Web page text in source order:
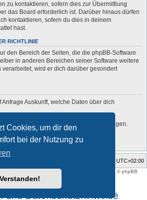
Cookies, um dir den
bei der Nutzung zu
Verstanden!
zu kontaktieren, sofern dies zur Übermittlung
das Board erforderlich ist. Darüber hinaus dürfen
kontaktieren, sofern du dies in deinem
hast.
RICHTLINIE
den Bereich der Seiten, die die phpBB-Software
in anderen Bereichen seiner Software weitere
wird er dich darüber gesondert
Auskunft, welche Daten über dich
bzw. Sperrung deiner Daten verlangen.
Betreiber.
UTC+02:00
tricolor phpBB
® Forum Software © phpBB
Limited
Übersetzung durch
und Datenschutzhinweise